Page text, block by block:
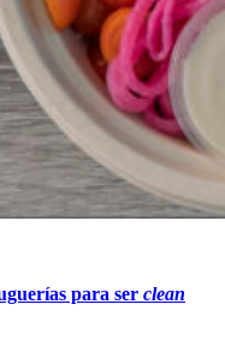
para ser clean